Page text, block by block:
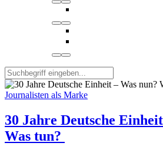
Journalisten als Marke
30 Jahre Deutsche
Was tun?